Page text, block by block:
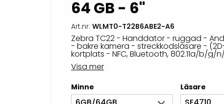
Streckkodsverifierare
Tillbehör streckkodsläsare
Wearable Computers
Tillbehör handdatorer
Tillbehör tablets
streckkodsoriginal
64 GB - 6"
Art.nr: WLMT0-T22B6ABE2-A6
Zebra TC22 - Handdator - ruggad -
- bakre kamera - streckkodsläsare -
kortplats - NFC, Bluetooth, 802.11a/b/
Visa mer
Minne Läsare